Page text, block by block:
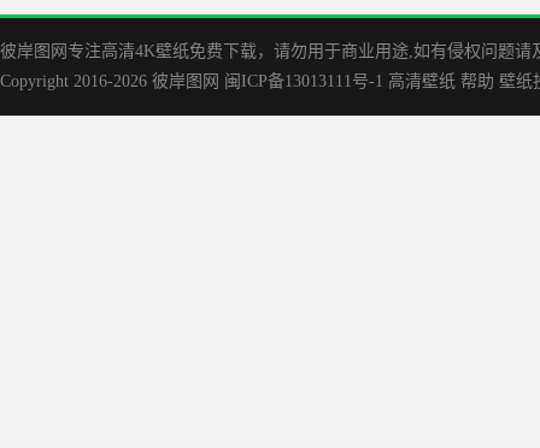
3840x2160
彼岸图网专注高清4K壁纸免费下载，请勿用于商业用途,如有侵权问题
Copyright 2016-2026 彼岸图网 闽ICP备13013111号-1 高清壁纸 帮助 壁纸